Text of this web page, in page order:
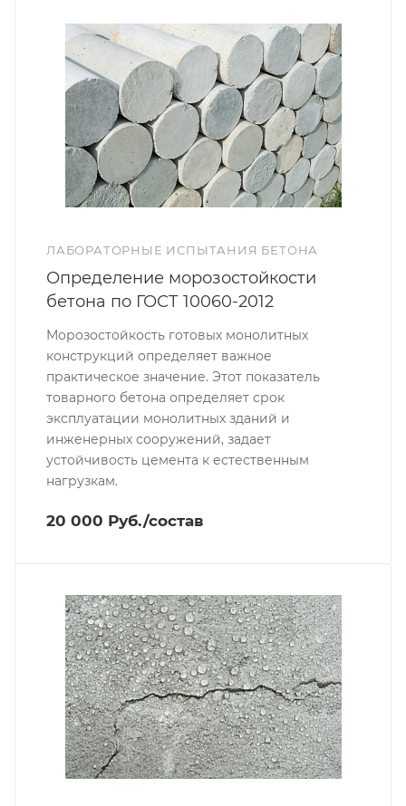
ЛАБОРАТОРНЫЕ ИСПЫТАНИЯ БЕТОНА
Определение морозостойкости
бетона по ГОСТ 10060-2012
Морозостойкость готовых монолитных
конструкций определяет важное
практическое значение. Этот показатель
товарного бетона определяет срок
эксплуатации монолитных зданий и
инженерных сооружений, задает
устойчивость цемента к естественным
нагрузкам.
20 000 Руб./состав